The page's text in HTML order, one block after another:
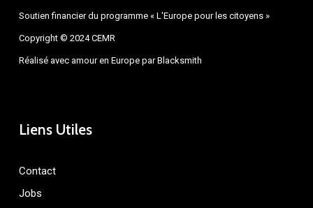
Soutien financier du programme « L'Europe pour les citoyens »
Copyright © 2024 CEMR
Réalisé avec amour en Europe parBlacksmith
Liens Utiles
Contact
Jobs